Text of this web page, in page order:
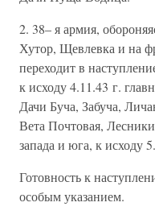
2. 38– я армия,
Хутор, Щевлевка и на
переходит в
к исходу 4.11.43 г.
Дачи Буча, Забуча,
Вета Почтовая,
запада и юга, к исходу
Готовность к
особым указанием.